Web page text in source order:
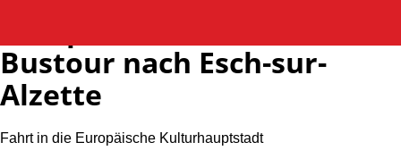
Bustour nach Esch-sur-
Alzette
Fahrt in die Europäische Kulturhauptstadt